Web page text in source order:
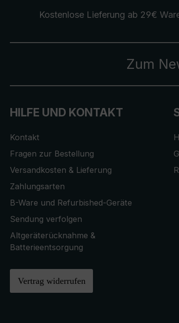
Kostenlose Lieferung ab 29€
Zum
HILFE UND KONTAKT
Kontakt
Fragen zur Bestellung
Versandkosten & Lieferung
Zahlungsarten
B-Ware und Refurbished-Geräte
Sendung verfolgen
Altgeräterücknahme &
Batterieentsorgung
Vertrag widerrufen